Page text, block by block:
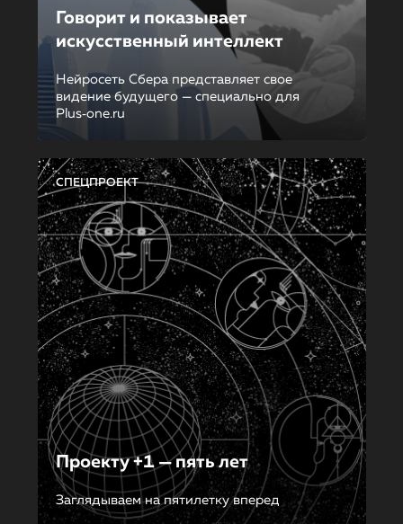
Говорит и показывает
искусственный интеллект
Нейросеть Сбера представляет свое
видение будущего — специально для
Plus‑one.ru
СПЕЦПРОЕКТ
Проекту +1 — пять лет
Заглядываем на пятилетку вперед